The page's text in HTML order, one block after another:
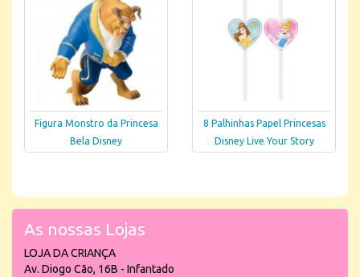
Figura Monstro da Princesa
Bela Disney
8 Palhinhas Papel Princesas
Disney Live Your Story
As nossas Lojas
LOJA DA CRIANÇA
Av. Diogo Cão, 16B - Infantado